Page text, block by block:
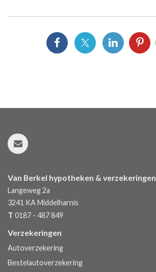
Van Berkel hypotheken & verzekeringen
Langeweg 2a
3241 KA Middelharnis
T 0187 - 487 849
Verzekeringen
Autoverzekering
Bestelautoverzekering